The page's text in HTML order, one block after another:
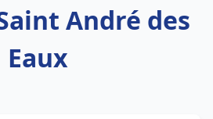
André des
Eaux